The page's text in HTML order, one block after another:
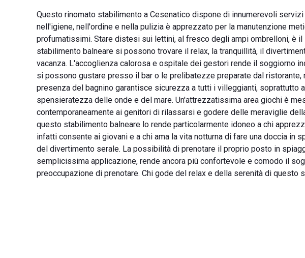
Questo rinomato stabilimento a Cesenatico dispone di innumerevoli
nell'igiene, nell'ordine e nella pulizia è apprezzato per la manutenzione
profumatissimi. Stare distesi sui lettini, al fresco degli ampi ombrelloni, è
stabilimento balneare si possono trovare il relax, la tranquillità, il
vacanza. L'accoglienza calorosa e ospitale dei gestori rende il soggiorno
si possono gustare presso il bar o le prelibatezze preparate dal
presenza del bagnino garantisce sicurezza a tutti i villeggianti, soprattutto
spensieratezza delle onde e del mare. Un'attrezzatissima area giochi è
contemporaneamente ai genitori di rilassarsi e godere delle meraviglie
questo stabilimento balneare lo rende particolarmente idoneo a chi
infatti consente ai giovani e a chi ama la vita notturna di fare una doccia in
del divertimento serale. La possibilità di prenotare il proprio posto in
semplicissima applicazione, rende ancora più confortevole e comodo il
preoccupazione di prenotare. Chi gode del relax e della serenità di questo